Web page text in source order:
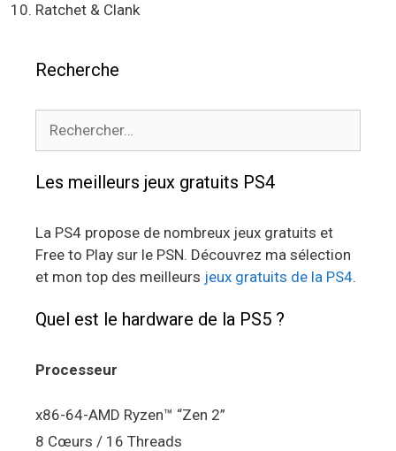
Ratchet & Clank
Recherche
Les meilleurs jeux gratuits PS4
La PS4 propose de nombreux jeux gratuits et
Free to Play sur le PSN. Découvrez ma sélection
et mon top des meilleurs jeux gratuits de la PS4.
Quel est le hardware de la PS5 ?
Processeur
x86-64-AMD Ryzen™ “Zen 2”
8 Cœurs / 16 Threads